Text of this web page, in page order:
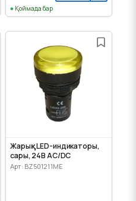
Қоймада бар
Жарық LED-индикаторы,
сары, 24В АС/DC
Арт: BZ501211ME